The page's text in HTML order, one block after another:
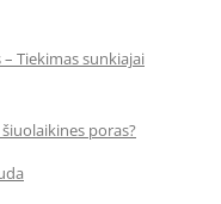
Tiekimas sunkiajai
poras?